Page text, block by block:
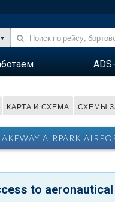
КАРТА И СХЕМА СХЕМЫ
AIRPARK
to